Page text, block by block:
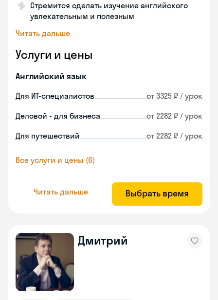
Стремится сделать изучение английского
увлекательным и полезным
Читать дальше
Услуги и цены
Английский язык
Для ИТ-специалистов от 3325 ₽ / урок
Деловой - для бизнеса от 2282 ₽ / урок
Для путешествий от 2282 ₽ / урок
Все услуги и цены (6)
Читать дальше Выбрать время
Дмитрий